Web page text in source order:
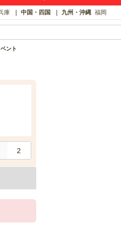
庫 中国・四国 九州・沖縄 福岡
ント
2